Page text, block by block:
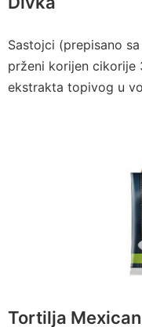
Sastojci (prepisano
prženi korijen cikorije
ekstrakta topivog u
Tortilja